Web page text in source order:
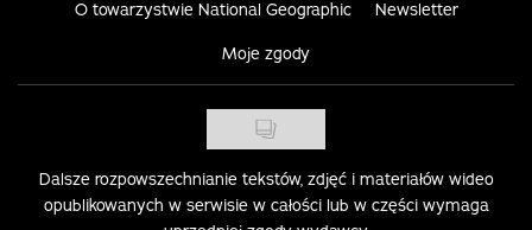
O towarzystwie National Geographic Newsletter
Moje zgody
Dalsze rozpowszechnianie tekstów, zdjęć i materiałów wideo
opublikowanych w serwisie w całości lub w części wymaga